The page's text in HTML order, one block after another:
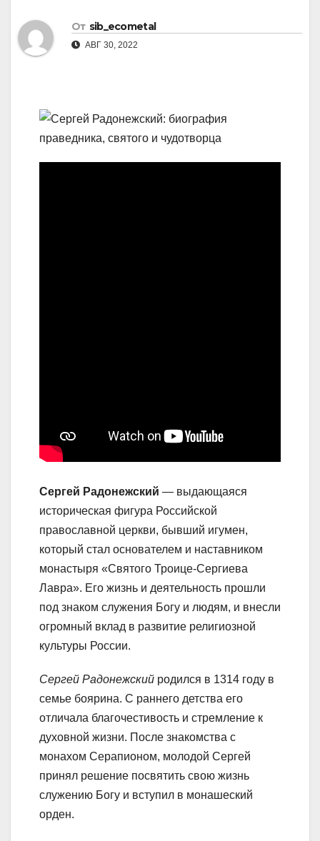
От sib_ecometal
АВГ 30, 2022
Сергей Радонежский — выдающаяся
историческая фигура Российской
православной церкви, бывший игумен,
который стал основателем и наставником
монастыря «Святого Троице-Сергиева
Лавра». Его жизнь и деятельность прошли
под знаком служения Богу и людям, и внесли
огромный вклад в развитие религиозной
культуры России.
Сергей Радонежский родился в 1314 году в
семье боярина. С раннего детства его
отличала благочестивость и стремление к
духовной жизни. После знакомства с
монахом Серапионом, молодой Сергей
принял решение посвятить свою жизнь
служению Богу и вступил в монашеский
орден.